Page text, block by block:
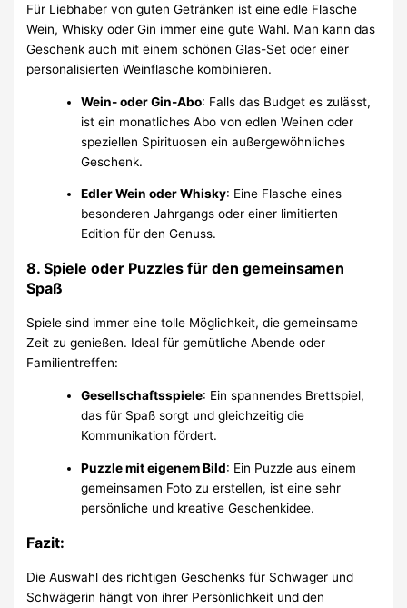
Für Liebhaber von guten Getränken ist eine edle Flasche
Wein, Whisky oder Gin immer eine gute Wahl. Man kann das
Geschenk auch mit einem schönen Glas-Set oder einer
personalisierten Weinflasche kombinieren.
Wein- oder Gin-Abo: Falls das Budget es zulässt,
ist ein monatliches Abo von edlen Weinen oder
speziellen Spirituosen ein außergewöhnliches
Geschenk.
Edler Wein oder Whisky: Eine Flasche eines
besonderen Jahrgangs oder einer limitierten
Edition für den Genuss.
8.Spiele oder Puzzles für den gemeinsamen
Spaß
Spiele sind immer eine tolle Möglichkeit, die gemeinsame
Zeit zu genießen. Ideal für gemütliche Abende oder
Familientreffen:
Gesellschaftsspiele: Ein spannendes Brettspiel,
das für Spaß sorgt und gleichzeitig die
Kommunikation fördert.
Puzzle mit eigenem Bild: Ein Puzzle aus einem
gemeinsamen Foto zu erstellen, ist eine sehr
persönliche und kreative Geschenkidee.
Fazit:
Die Auswahl des richtigen Geschenks für Schwager und
Schwägerin hängt von ihrer Persönlichkeit und den